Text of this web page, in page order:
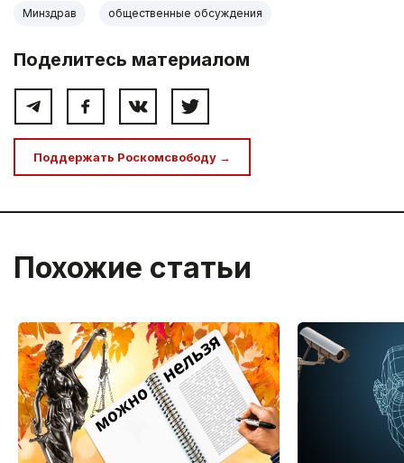
Минздрав общественные обсуждения
Поделитесь материалом
Поддержать Роскомсвободу →
Похожие статьи